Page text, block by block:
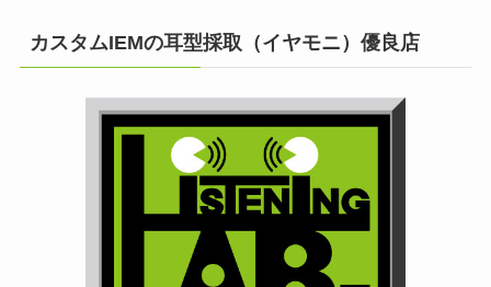
カスタムIEMの耳型採取（イヤモニ）優良店